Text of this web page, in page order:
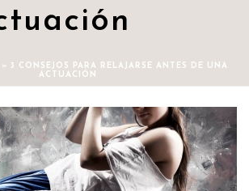
» 3 CONSEJOS PARA RELAJARSE ANTES DE UNA
ACTUACIÓN